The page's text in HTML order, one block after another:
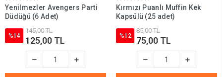
Yenilmezler Avengers Parti
Düdüğü (6 Adet)
%14
145,00 TL
125,00 TL
Kırmızı Puanlı Muffin Kek
Kapsülü (25 adet)
%12
85,00 TL
75,00 TL